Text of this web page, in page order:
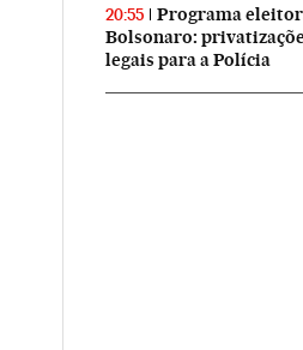
20:55
Programa
Bolsonaro:
legais para a Polícia